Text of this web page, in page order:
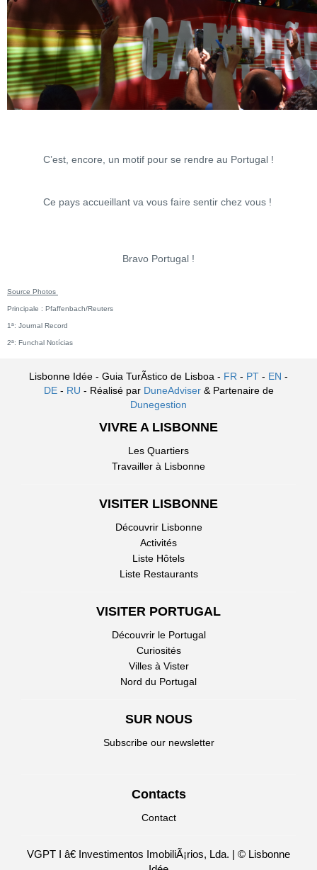
C’est, encore, un motif pour se rendre au Portugal !
Ce pays accueillant va vous faire sentir chez vous !
Bravo Portugal !
Source Photos
Principale : Pfaffenbach/Reuters
1ª: Journal Record
2ª: Funchal Notícias
Lisbonne Idée - Guia TurÃ­stico de Lisboa - FR - PT - EN -
DE- RU - Réalisé par DuneAdviser & Partenaire de
Dunegestion
VIVRE A LISBONNE
Les Quartiers
Travailler à Lisbonne
VISITER LISBONNE
Découvrir Lisbonne
Activités
Liste Hôtels
Liste Restaurants
VISITER PORTUGAL
Découvrir le Portugal
Curiosités
Villes à Vister
Nord du Portugal
SUR NOUS
Subscribe our newsletter
Contacts
Contact
VGPT I â€ Investimentos ImobiliÃ¡rios, Lda. | © Lisbonne